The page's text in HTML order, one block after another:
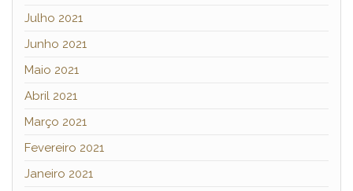
Julho 2021
Junho 2021
Maio 2021
Abril 2021
Março 2021
Fevereiro 2021
Janeiro 2021